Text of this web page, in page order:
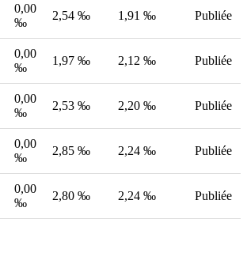
0,00
‰
2,54 ‰ 1,91 ‰ Publiée
0,00
‰
1,97 ‰ 2,12 ‰ Publiée
0,00
‰
2,53 ‰ 2,20 ‰ Publiée
0,00
‰
2,85 ‰ 2,24 ‰ Publiée
0,00
‰
2,80 ‰ 2,24 ‰ Publiée